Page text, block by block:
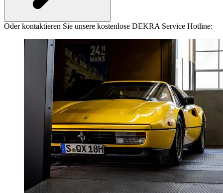
Oder kontaktieren Sie unsere kostenlose DEKRA Service Hotline: